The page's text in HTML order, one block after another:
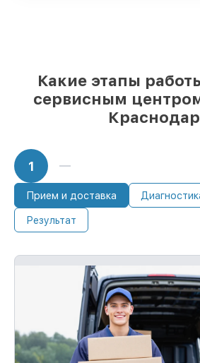
Какие этапы
сервисным
1
Прием и доставка
Результат